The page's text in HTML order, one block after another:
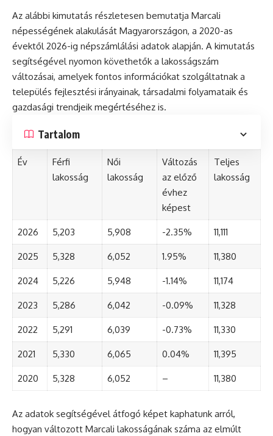
Az alábbi kimutatás részletesen bemutatja Marcali
népességének alakulását Magyarországon, a 2020-as
évektől 2026-ig népszámlálási adatok alapján. A kimutatás
segítségével nyomon követhetők a lakosságszám
változásai, amelyek fontos információkat szolgáltatnak a
település fejlesztési irányainak, társadalmi folyamataik és
gazdasági trendjeik megértéséhez is.
Tartalom
Év
Férfi
lakosság
Női
lakosság
Változás
az előző
évhez
képest
Teljes
lakosság
2026 5,203 5,908 -2.35% 11,111
2025 5,328 6,052 1.95% 11,380
2024 5,226 5,948 -1.14% 11,174
2023 5,286 6,042 -0.09% 11,328
2022 5,291 6,039 -0.73% 11,330
2021 5,330 6,065 0.04% 11,395
2020 5,328 6,052 – 11,380
Az adatok segítségével átfogó képet kaphatunk arról,
hogyan változott Marcali lakosságának száma az elmúlt